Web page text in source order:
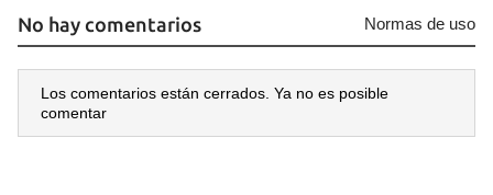
No hay comentarios Normas de uso
Los comentarios están cerrados. Ya no es posible
comentar